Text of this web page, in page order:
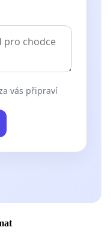
vás připraví